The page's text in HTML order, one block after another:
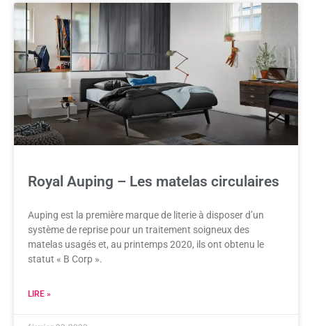
Royal Auping – Les matelas circulaires
Auping est la première marque de literie à disposer d’un
système de reprise pour un traitement soigneux des
matelas usagés et, au printemps 2020, ils ont obtenu le
statut « B Corp ».
LIRE »